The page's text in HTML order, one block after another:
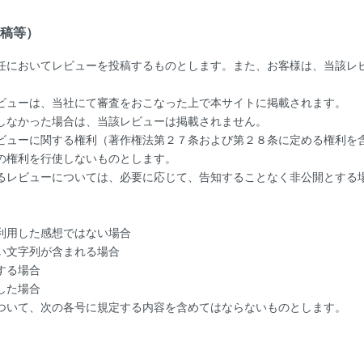
等）
においてレビューを投稿するものとします。また、お客様は、当該
ューは、当社にて審査をおこなった上で本サイトに掲載されます。
かった場合は、当該レビューは掲載されません。
ューに関する権利（著作権法第２７条および第２８条に定める権利
利を行使しないものとします。
レビューについては、必要に応じて、告知することなく非公開とす
用した感想ではない場合
文字列が含まれる場合
る場合
た場合
いて、次の各号に規定する内容を含めてはならないものとします。